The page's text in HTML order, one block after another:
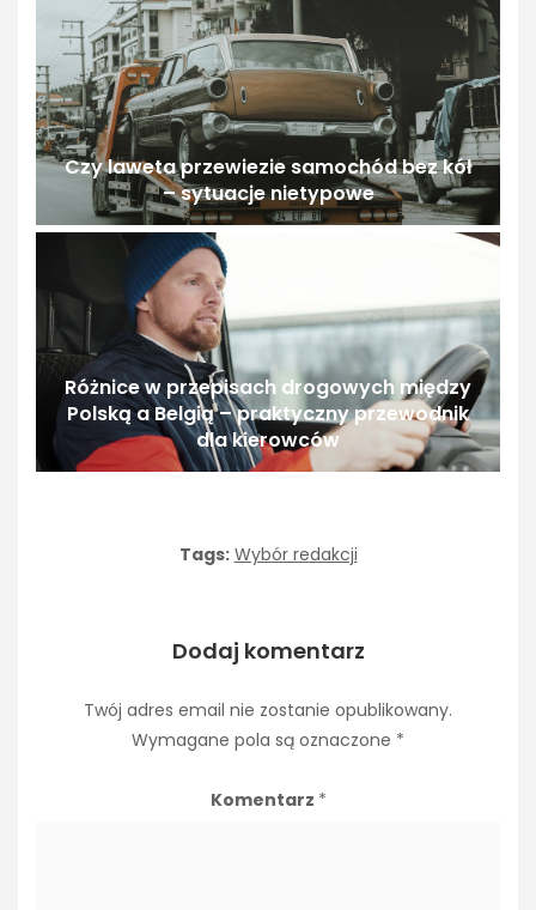
Czy laweta przewiezie samochód bez kół
– sytuacje nietypowe
Różnice w przepisach drogowych między
Polską a Belgią – praktyczny przewodnik
dla kierowców
Tags: Wybór redakcji
Dodaj komentarz
Twój adres email nie zostanie opublikowany.
Wymagane pola są oznaczone *
Komentarz *